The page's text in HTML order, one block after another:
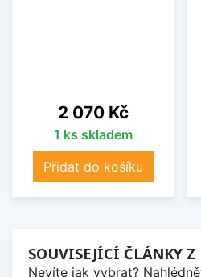
Cena
2 070 Kč
1 ks skladem
Přidat do košíku
SOUVISEJÍCÍ ČLÁNKY
Nevíte jak vybrat?